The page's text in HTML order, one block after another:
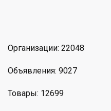
Организации: 22048
Объявления: 9027
Товары: 12699